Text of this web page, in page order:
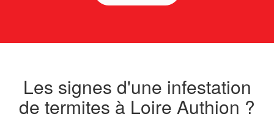
Les signes d'une infestation
de termites à Loire Authion ?